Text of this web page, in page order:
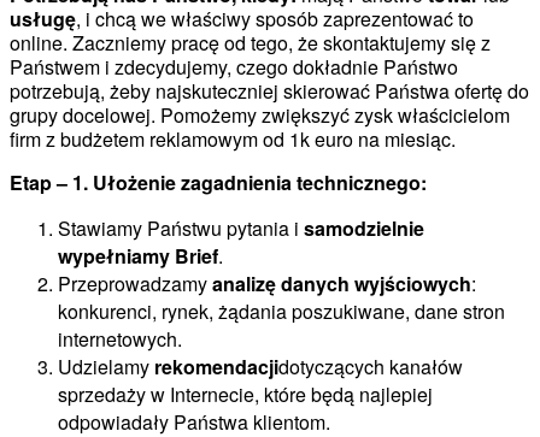
usługę, i chcą we właściwy sposób zaprezentować to
online. Zaczniemy pracę od tego, że skontaktujemy się z
Państwem i zdecydujemy, czego dokładnie Państwo
potrzebują, żeby najskuteczniej skierować Państwa ofertę do
grupy docelowej. Pomożemy zwiększyć zysk właścicielom
firm z budżetem reklamowym od 1k euro na miesiąc.
Etap – 1. Ułożenie zagadnienia technicznego:
Stawiamy Państwu pytania i samodzielnie
wypełniamy Brief.
Przeprowadzamyanalizę danych wyjściowych:
konkurenci, rynek, żądania poszukiwane, dane stron
internetowych.
Udzielamy rekomendacjidotyczących kanałów
sprzedaży w Internecie, które będą najlepiej
odpowiadały Państwa klientom.